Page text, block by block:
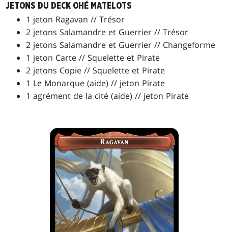
JETONS DU DECK OHÉ MATELOTS
1 jeton Ragavan // Trésor
2 jetons Salamandre et Guerrier // Trésor
2 jetons Salamandre et Guerrier // Changeforme
1 jeton Carte // Squelette et Pirate
2 jetons Copie // Squelette et Pirate
1 Le Monarque (aide) // jeton Pirate
1 agrément de la cité (aide) // jeton Pirate